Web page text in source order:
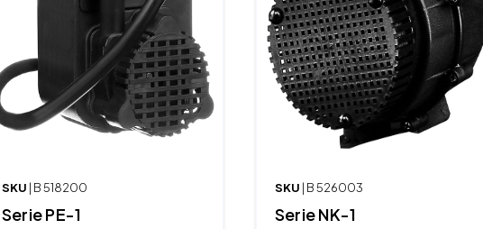
SKU | B 518200
Serie PE-1
SKU | B 526003
Serie NK-1